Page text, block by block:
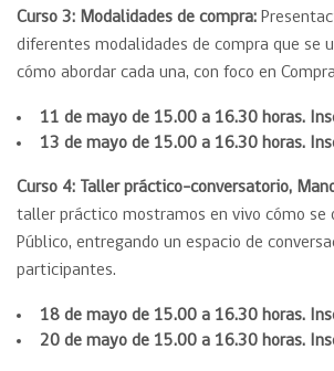
Curso 3: Modalidades de compra:
diferentes modalidades de compra que se
cómo abordar cada una, con foco en
11 de mayo de 15.00 a 16.30 horas.
13 de mayo de 15.00 a 16.30 horas.
Curso 4: Taller práctico-conversatorio,
taller práctico mostramos en vivo cómo se
Público, entregando un espacio de
participantes.
18 de mayo de 15.00 a 16.30 horas.
20 de mayo de 15.00 a 16.30 horas.